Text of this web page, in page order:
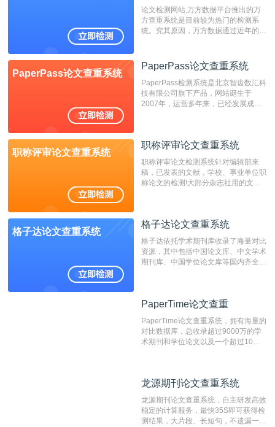
论文检测网站,万方数据平台推出的万
方查重系统是目前较为热门的检测系
统。究其原因，万方数据通过近年的发
检测系统，其真实性和权威性无可厚
非。其次，相对于知网而言，万方检测
费用少，上手容易，是学生初次论文查
重的推荐系统。
PaperPass论文查重系统
PaperPass论文查重系统
PaperPass检测系统是北京智齿数汇科
技有限公司旗下产品，网站诞生于
2007年，运营多年来，已经发展成为
检测速度快、精度高，市场反映良好。
职称评审论文查重系统
职称评审论文查重系统
职称评审论文检测系统针对编辑部来
稿，已发表的文献，学校、事业单位职
称论文的检测!大部分杂志社用的文献
编辑部检测来稿和已发表的文献,检测
测时注意填写第一作者,才能排除已发
表文献复制比。（限制字符数1万）
格子达论文查重系统
格子达论文查重系统
格子达依托学术期刊库收录了海量对比
资源，其中包括中国论文库、中文学术
期刊库、中国学位论文库等国内齐全的
系统，可检测中文、英文两种语言的论
PaperTime论文查重
PaperTime论文查重系统，拥有海量的
对比数据库，总收录超过9000万的学
术期刊和学位论文以及一个超过10亿
对，利用指纹索引快速而精准地在云检
有相似的片段，该项技术检测速度快、
准确率高，市场反映良好。
龙源期刊论文查重系统
龙源期刊论文查重系统，自主研发高效
稳定的计算服务，最快35S即可获得检
测结果，大片段、长短句，不遗漏一处